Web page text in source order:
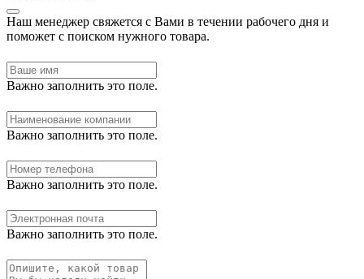
Наш менеджер свяжется с Вами в течении рабочего дня и
поможет с поиском нужного товара.
Важно заполнить это поле.
Важно заполнить это поле.
Важно заполнить это поле.
Важно заполнить это поле.